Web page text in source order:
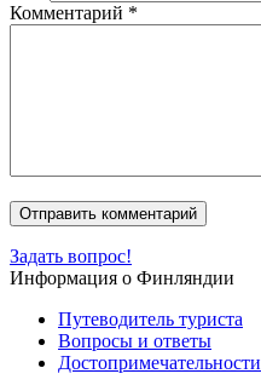
Комментарий *
Задать вопрос!
Информация о Финляндии
Путеводитель туриста
Вопросы и ответы
Достопримечательности